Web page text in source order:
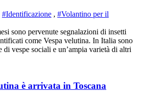
#Identificazione , #Volantino per il
sono pervenute segnalazioni di insetti
come Vespa velutina. In Italia sono
di vespe sociali e un’ampia varietà di altri
è arrivata in Toscana